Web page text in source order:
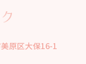
原区大保16-1